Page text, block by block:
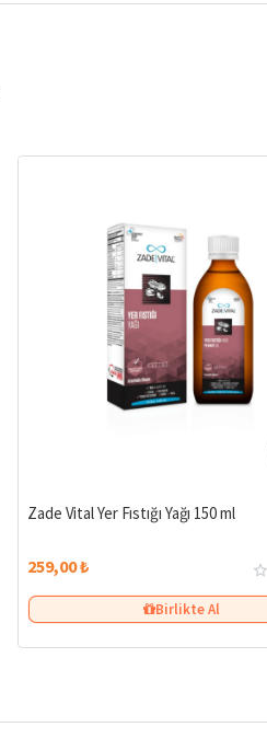
Zade Vital Yer Fıstığı Yağı 150 ml
259,00 ₺
Birlikte Al